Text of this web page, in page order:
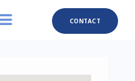
CONTACT